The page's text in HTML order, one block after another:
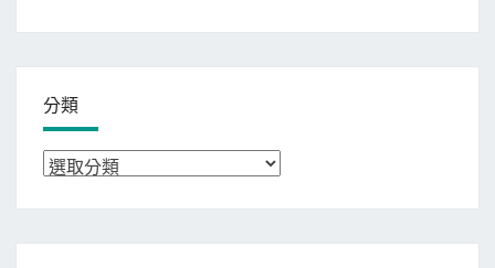
分類
分